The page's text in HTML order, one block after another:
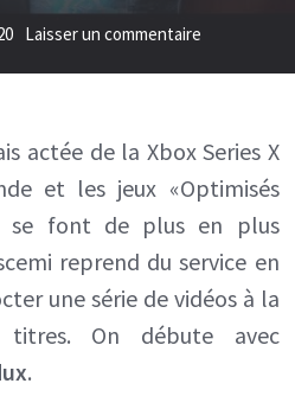
Laisser un commentairesur
Bienvenue
la
next
gen
avec
une
vidéo-
actée de la Xbox Series X
et les jeux «Optimisés
se font de plus en plus
reprend du service en
une série de vidéos à la
titres. On débute avec
.